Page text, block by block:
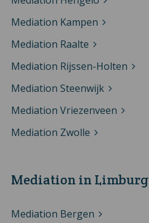
Mediation Kampen
Mediation Raalte
Mediation Rijssen-Holten
Mediation Steenwijk
Mediation Vriezenveen
Mediation Zwolle
Mediation in Limburg
Mediation Bergen